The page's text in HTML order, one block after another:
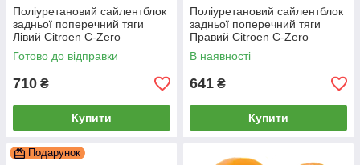
Поліуретановий сайлентблок
задньої поперечний тяги
Лівий Citroen C-Zero
Готово до відправки
710 ₴
Купити
Поліуретановий сайлентблок
задньої поперечний тяги
Правий Citroen C-Zero
В наявності
641 ₴
Купити
Подарунок